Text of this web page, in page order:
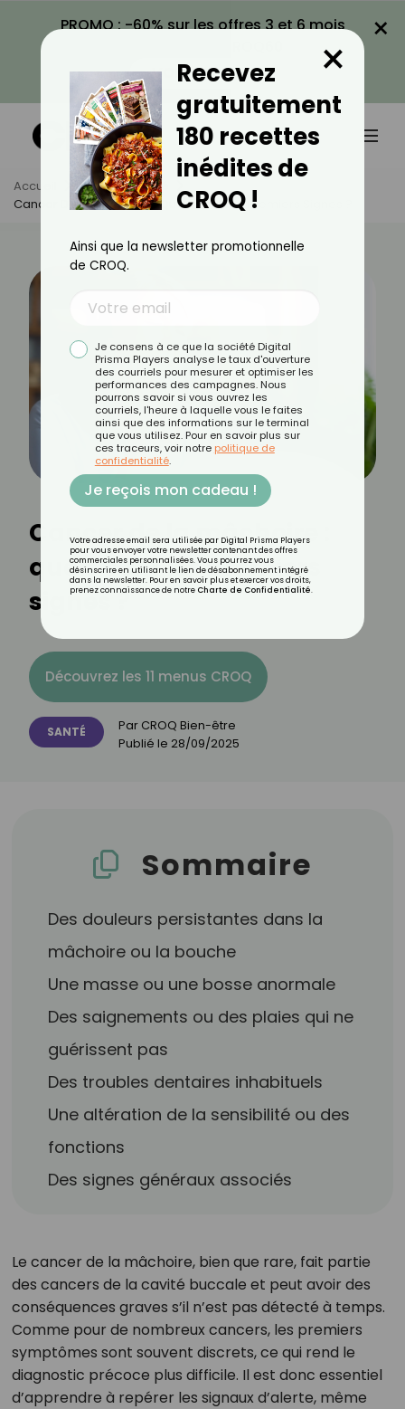
PROMO : -60% sur les offres 3 et 6 mois
VOIR LA PROMO
×
Accueil Actus
Santé
Cancer De La Mâchoire : Quels Sont Les Premiers Signes ?
Cancer de la mâchoire :
quels sont les premiers
signes ?
Découvrez les 11 menus CROQ
SANTÉ Par CROQ Bien-être
Publié le 28/09/2025
Sommaire
Des douleurs persistantes dans la
mâchoire ou la bouche
Une masse ou une bosse anormale
Des saignements ou des plaies qui ne
guérissent pas
Des troubles dentaires inhabituels
Une altération de la sensibilité ou des
fonctions
Des signes généraux associés
Le cancer de la mâchoire, bien que rare, fait partie
des cancers de la cavité buccale et peut avoir des
conséquences graves s’il n’est pas détecté à temps.
Comme pour de nombreux cancers, les premiers
symptômes sont souvent discrets, ce qui rend le
diagnostic précoce plus difficile. Il est donc essentiel
d’apprendre à repérer les signaux d’alerte, même
Recevez
gratuitement
180 recettes
inédites de
CROQ !
×
Ainsi que la newsletter promotionnelle
de CROQ.
Je consens à ce que la société Digital
Prisma Players analyse le taux d'ouverture
des courriels pour mesurer et optimiser les
performances des campagnes. Nous
pourrons savoir si vous ouvrez les
courriels, l'heure à laquelle vous le faites
ainsi que des informations sur le terminal
que vous utilisez. Pour en savoir plus sur
ces traceurs, voir notre politique de
confidentialité.
Je reçois mon cadeau !
Votre adresse email sera utilisée par Digital Prisma Players
pour vous envoyer votre newsletter contenant des offres
commerciales personnalisées. Vous pourrez vous
désinscrire en utilisant le lien de désabonnement intégré
dans la newsletter. Pour en savoir plus et exercer vos droits,
prenez connaissance de notre Charte de Confidentialité.